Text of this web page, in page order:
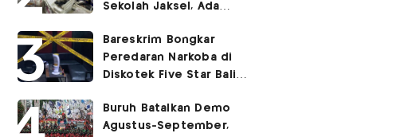
Sekolah Jaksel, Ada
Ruang Bunker
Bareskrim Bongkar
Peredaran Narkoba di
Diskotek Five Star Bali,
Buruh Batalkan Demo
Agustus-September,